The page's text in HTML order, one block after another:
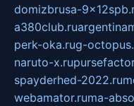
domizbrusa-
a380club.ru
perk-oka.rug-
naruto-x.ru
spayderhed-2022.ru
webamator.ruma-